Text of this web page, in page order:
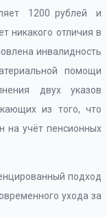
1200 рублей и
никакого отличия в
инвалидность
помощи
двух указов
из того, что
на учёт пенсионных
подход
ухода за